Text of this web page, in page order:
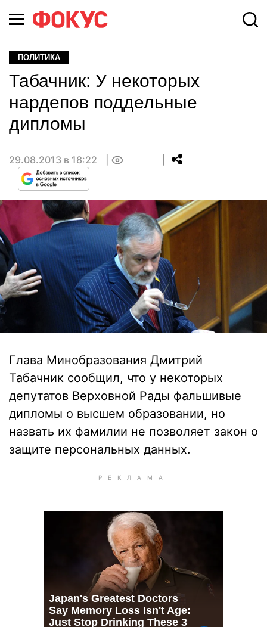
ПОЛИТИКА
Табачник: У некоторых
нардепов поддельные
дипломы
29.08.2013 в 18:22
Глава Минобразования Дмитрий
Табачник сообщил, что у некоторых
депутатов Верховной Рады фальшивые
дипломы о высшем образовании, но
назвать их фамилии не позволяет закон о
защите персональных данных.